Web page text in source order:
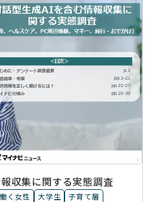
収集に​関する実態調査
働く女性 大学生 子育て層